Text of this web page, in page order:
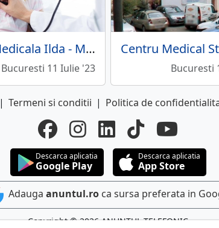
Clinica Medicala Ilda - Medicina de Familie sector 5
Bucuresti 11 Iulie '23
Centru Medical
Bucuresti
| Termeni si conditii | Politica de
Descarca aplicatia
Google Play
Descarca aplicatia
App Store
Adauga anuntul.ro ca sursa preferata in
Copyright © 2026 ANUNTUL TELEFONIC